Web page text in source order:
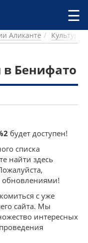
☰
Аликанте
Бенифато
будет доступен!
списка
найти здесь
обновлениями!
с уже
сайта. Мы
интересных